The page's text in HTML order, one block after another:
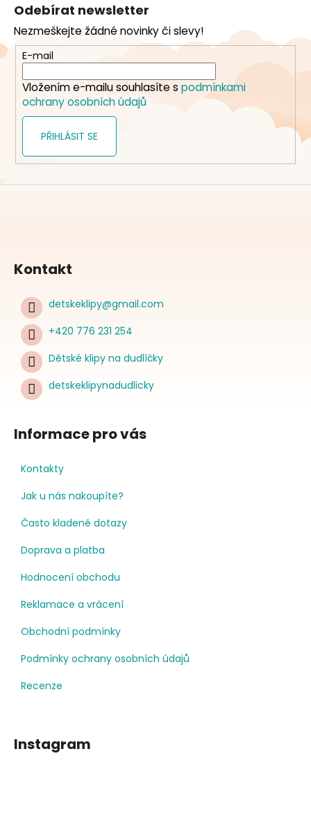
a
t
Odebírat newsletter
Nezmeškejte žádné novinky či slevy!
E-mail
Vložením e-mailu souhlasíte s podmínkami
ochrany osobních údajů
PŘIHLÁSIT SE
Kontakt
detskeklipy@gmail.com
+420 776 231 254
Dětské klipy na dudlíčky
detskeklipynadudlicky
Informace pro vás
Kontakty
Jak u nás nakoupíte?
Často kladené dotazy
Doprava a platba
Hodnocení obchodu
Reklamace a vrácení
Obchodní podmínky
Podmínky ochrany osobních údajů
Recenze
Instagram